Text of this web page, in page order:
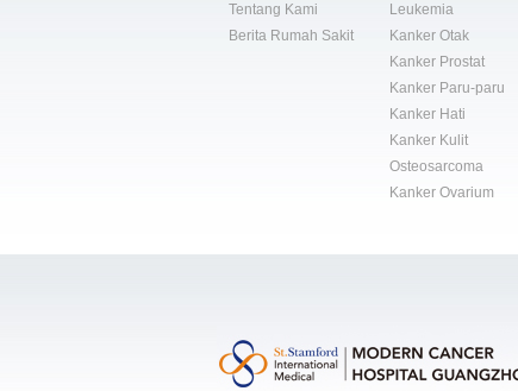
Tentang Kami
Berita Rumah Sakit
Leukemia
Kanker Otak
Kanker Prostat
Kanker Paru-paru
Kanker Hati
Kanker Kulit
Osteosarcoma
Kanker Ovarium